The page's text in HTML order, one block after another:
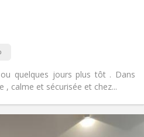
quelques jours plus tôt . Dans
, calme et sécurisée et chez...
Praktische Informatie